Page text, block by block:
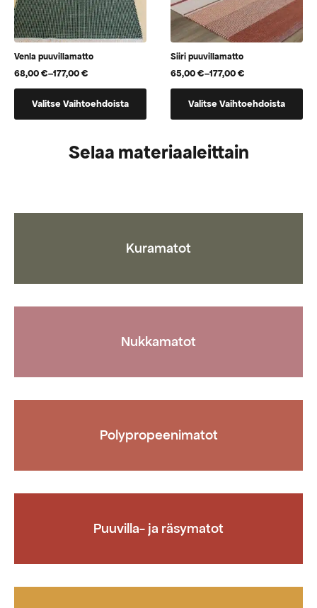
Venla puuvillamatto
68,00€–177,00€
Hintaluokka:
68,00 €
Valitse Vaihtoehdoista
tuotteella
muunnelma.
Siiri puuvillamatto
65,00€–177,00€
Hintaluokka:
65,00 €
Valitse Vaihtoehdoista
tuotteella
useampi
muunnelma.
sivulla.
Selaa materiaaleittain
Kuramatot
Nukkamatot
Polypropeenimatot
Puuvilla- ja räsymatot